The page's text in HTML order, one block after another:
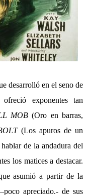
desarrolló en el seno de
exponentes tan
MOB(Oro en barras,
(Los apuros de un
de la andadura del
los matices a destacar.
asumió a partir de la
apreciado.- de sus